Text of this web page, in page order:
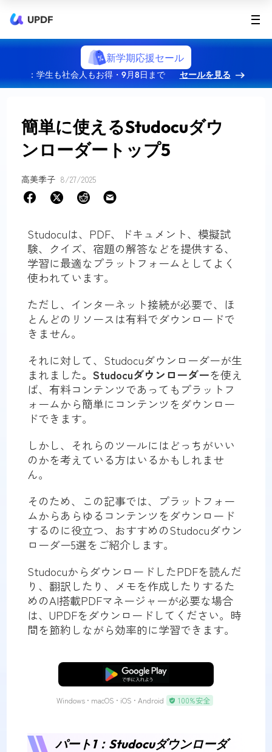
UPDF
新学期応援セール
：学生も社会人もお得・9月8日まで セールを見る
簡単に使えるStudocuダウ
ンローダートップ5
高美季子 8/27/2025
Studocuは、PDF、ドキュメント、模擬試
験、クイズ、宿題の解答などを提供する、
学習に最適なプラットフォームとしてよく
使われています。
ただし、インターネット接続が必要で、ほ
とんどのリソースは有料でダウンロードで
きません。
それに対して、Studocuダウンローダーが生
まれました。Studocuダウンローダーを使え
ば、有料コンテンツであってもプラットフ
ォームから簡単にコンテンツをダウンロー
ドできます。
しかし、それらのツールにはどっちがいい
のかを考えている方はいるかもしれませ
ん。
そのため、この記事では、プラットフォー
ムからあらゆるコンテンツをダウンロード
するのに役立つ、おすすめのStudocuダウン
ローダー5選をご紹介します。
StudocuからダウンロードしたPDFを読んだ
り、翻訳したり、メモを作成したりするた
めのAI搭載PDFマネージャーが必要な場合
は、UPDFをダウンロードしてください。時
間を節約しながら効率的に学習できます。
無料ダウンロード
Windows • macOS • iOS • Android 100%安全
パート1：Studocuダウンローダ